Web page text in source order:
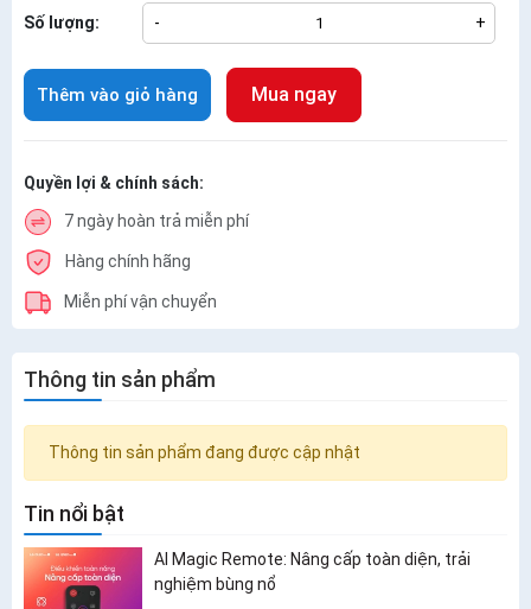
Số lượng: - +
Thêm vào giỏ hàng Mua ngay
Quyền lợi & chính sách:
7 ngày hoàn trả miễn phí
Hàng chính hãng
Miễn phí vận chuyển
Thông tin sản phẩm
Thông tin sản phẩm đang được cập nhật
Tin nổi bật
AI Magic Remote: Nâng cấp toàn diện, trải
nghiệm bùng nổ